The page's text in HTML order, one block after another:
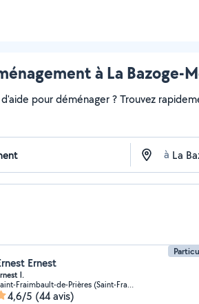
à La
pour déménager ? Trouvez
à
Ernest
l.
Saint-Fraimbault-de-Prières (Saint-Fraimbault-de-Prières)
4,6/5 (44 avis)